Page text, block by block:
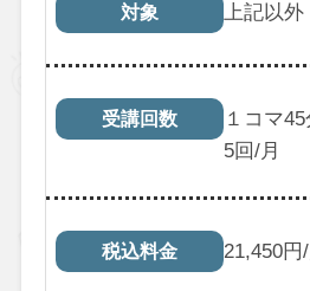
対象 上記以外
受講回数
１コマ45
5回/月
税込料金 21,450円/